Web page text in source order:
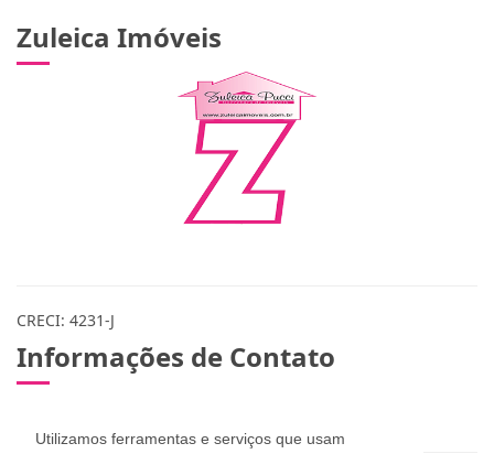
Utilizamos ferramentas e serviços que usam
Zuleica Imóveis
CRECI: 4231-J
Informações de Contato